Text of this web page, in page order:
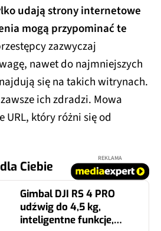
udają strony internetowe
mogą przypominać te
zazwyczaj
nawet do najmniejszych
się na takich witrynach.
ich zdradzi. Mowa
URL, który różni się od
Ciebie
REKLAMA
Gimbal DJI RS 4 PRO
udźwig do 4,5 kg,
inteligentne funkcje,